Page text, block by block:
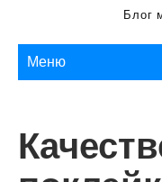
Блог
Меню